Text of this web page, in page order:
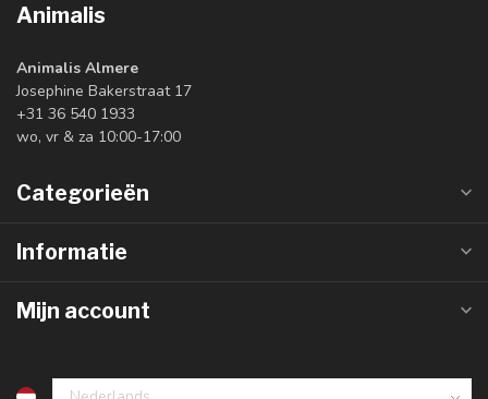
Animalis
Animalis Almere
Josephine Bakerstraat 17
+31 36 540 1933
wo, vr & za 10:00-17:00
Categorieën
Informatie
Mijn account